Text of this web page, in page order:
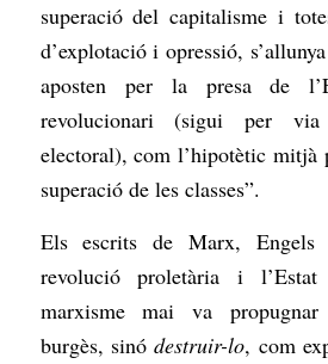
superació del capitalisme i
d’explotació i opressió,
aposten per la presa de
revolucionari (sigui per
electoral), com l’hipotètic mitjà
superació de les classes”.
Els escrits de Marx,
revolució proletària i
marxisme mai va propugnar
burgès, sinódestruir-lo, com